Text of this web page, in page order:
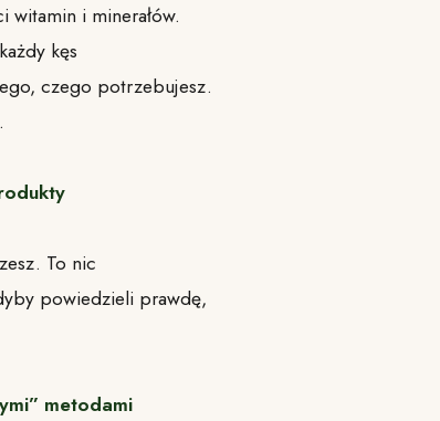
i minerałów.
kęs
czego potrzebujesz.
To nic
powiedzieli prawdę,
metodami